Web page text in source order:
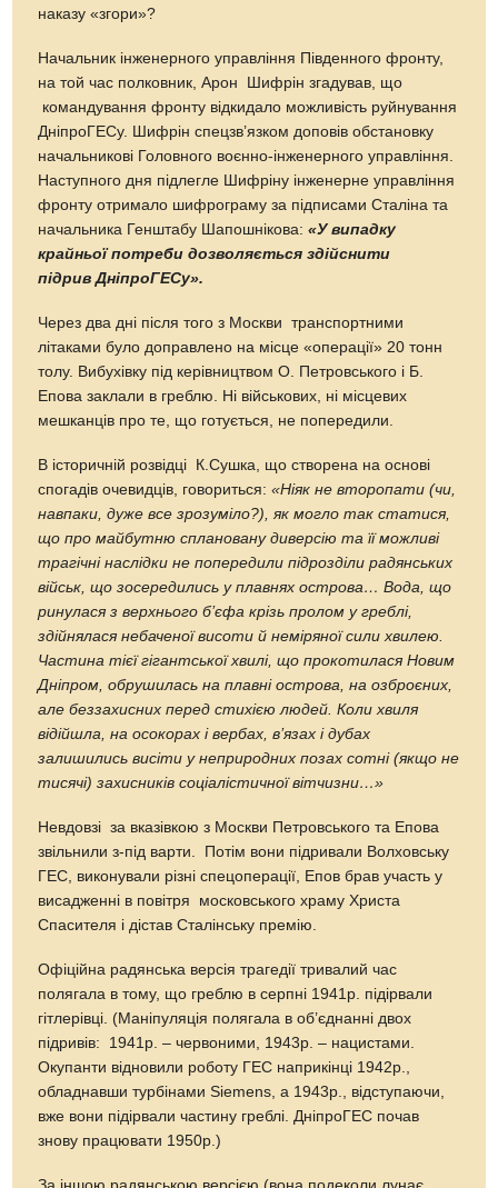
наказу «згори»?
Начальник інженерного управління Південного фронту,
на той час полковник, Арон Шифрін згадував, що
командування фронту відкидало можливість руйнування
ДніпроГЕСу. Шифрін спецзв’язком доповів обстановку
начальникові Головного воєнно-інженерного управління.
Наступного дня підлегле Шифріну інженерне управління
фронту отримало шифрограму за підписами Сталіна та
начальника Генштабу Шапошнікова:«У випадку
крайньої потреби дозволяється здійснити
підрив ДніпроГЕСу».
Через два дні після того з Москви транспортними
літаками було доправлено на місце «операції» 20 тонн
толу. Вибухівку під керівництвом О. Петровського і Б.
Епова заклали в греблю. Ні військових, ні місцевих
мешканців про те, що готується, не попередили.
В історичній розвідці К.Сушка, що створена на основі
спогадів очевидців, говориться:«Ніяк не второпати (чи,
навпаки, дуже все зрозуміло?), як могло так статися,
що про майбутню сплановану диверсію та її можливі
трагічні наслідки не попередили підрозділи радянських
військ, що зосередились у плавнях острова… Вода, що
ринулася з верхнього б’єфа крізь пролом у греблі,
здійнялася небаченої висоти й неміряної сили хвилею.
Частина тієї гігантської хвилі, що прокотилася Новим
Дніпром, обрушилась на плавні острова, на озброєних,
але беззахисних перед стихією людей. Коли хвиля
відійшла, на осокорах і вербах, в’язах і дубах
залишились висіти у неприродних позах сотні (якщо не
тисячі) захисників соціалістичної вітчизни…»
Невдовзі за вказівкою з Москви Петровського та Епова
звільнили з-під варти. Потім вони підривали Волховську
ГЕС, виконували різні спецоперації, Епов брав участь у
висадженні в повітря московського храму Христа
Спасителя і дістав Сталінську премію.
Офіційна радянська версія трагедії тривалий час
полягала в тому, що греблю в серпні 1941р. підірвали
гітлерівці. (Маніпуляція полягала в об’єднанні двох
підривів: 1941р. – червоними, 1943р. – нацистами.
Окупанти відновили роботу ГЕС наприкінці 1942р.,
обладнавши турбінами Siemens, а 1943р., відступаючи,
вже вони підірвали частину греблі. ДніпроГЕС почав
знову працювати 1950р.)